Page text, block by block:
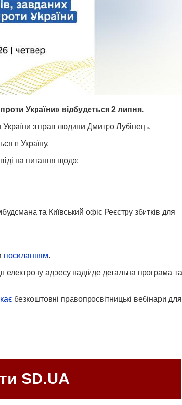
України» відбудеться 2 липня.
з прав людини Дмитро Лубінець.
в Україну.
на питання щодо:
та Київський офіс Реєстру збитків для
посиланням.
електрону адресу надійде детальна програма та
безкоштовні правопросвітницькі вебінари для
SD.UA